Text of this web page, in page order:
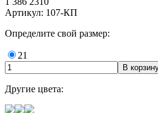
Артикул: 107-КП
Определите свой размер:
21
Другие цвета: